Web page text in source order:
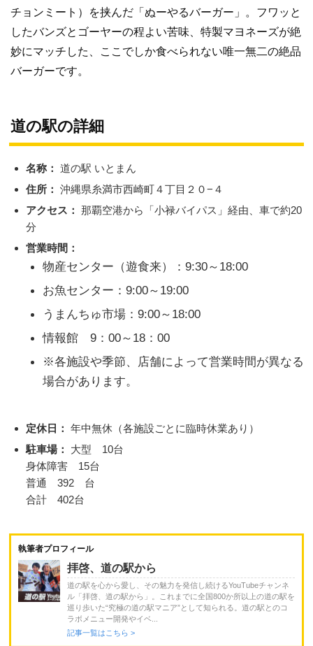
チョンミート）を挟んだ「ぬーやるバーガー」。フワッと
したバンズとゴーヤーの程よい苦味、特製マヨネーズが絶
妙にマッチした、ここでしか食べられない唯一無二の絶品
バーガーです。
道の駅の詳細
名称： 道の駅 いとまん
住所： 沖縄県糸満市西崎町４丁目２０−４
アクセス： 那覇空港から「小禄バイパス」経由、車で約20
分
営業時間：
物産センター（遊食来）：9:30～18:00
お魚センター：9:00～19:00
うまんちゅ市場：9:00～18:00
情報館 9：00～18：00
※各施設や季節、店舗によって営業時間が異なる
場合があります。
定休日： 年中無休（各施設ごとに臨時休業あり）
駐車場：
大型 10台
身体障害 15台
普通 392 台
合計 402台
執筆者プロフィール
拝啓、道の駅から
道の駅を心から愛し、その魅力を発信し続けるYouTubeチャンネ
ル「拝啓、道の駅から」。これまでに全国800か所以上の道の駅を
巡り歩いた“究極の道の駅マニア”として知られる。道の駅とのコ
ラボメニュー開発やイベ...
記事一覧はこちら >